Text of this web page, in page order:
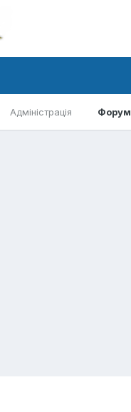
Адміністрація Форум